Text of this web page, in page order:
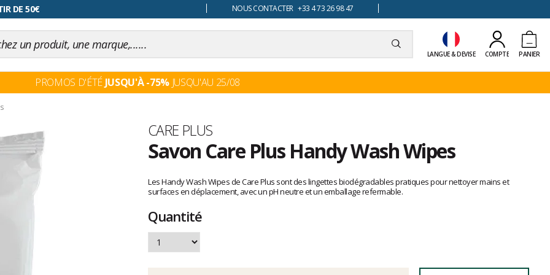
changer d'avis NOUS CONTACTER +33 4 73 26 98 47
LANGUE & DEVISE COMPTE PANIER
PROMOS D'ÉTÉ JUSQU'À -75%JUSQU'AU 25/08
Marque
CARE PLUS
Savon Care Plus Handy Wash Wipes
avis
clients
Les Handy Wash Wipes de Care Plus sont des lingettes biodégradables pratiques pour nettoyer mains et
surfaces en déplacement, avec un pH neutre et un emballage refermable.
Quantité